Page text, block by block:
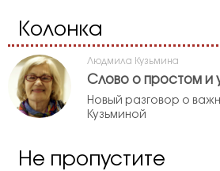
Колонка
Людмила Кузьмина
Слово о простом и
Новый разговор о
Кузьминой
Не пропустите